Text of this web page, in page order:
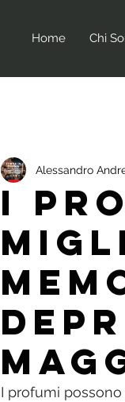
Home Chi
I
Alessandro
I profumi